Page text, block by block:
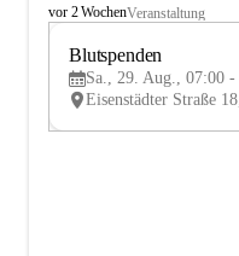
B
e
vor 2 WochenVeranstaltung
Blutspenden
Sa., 29. Aug., 07:00 -